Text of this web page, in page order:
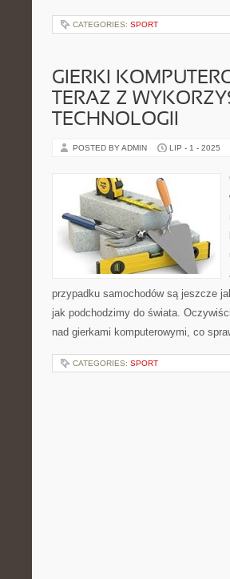
CATEGORIES: SPORT
GIERKI
TERAZ Z
TECHNOLOGII
POSTED BY ADMIN LIP - 1 - 2025
przypadku samochodów są jeszcze
jak podchodzimy do świata.
nad gierkami komputerowymi, co
CATEGORIES: SPORT